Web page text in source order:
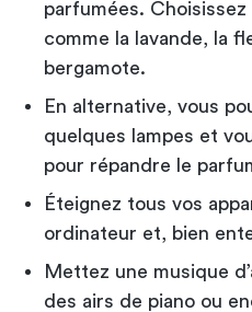
parfumées. Choisissez
comme la lavande, la
bergamote.
En alternative, vous
quelques lampes et
pour répandre le
Éteignez tous vos
ordinateur et, bien
Mettez une musique
des airs de piano ou